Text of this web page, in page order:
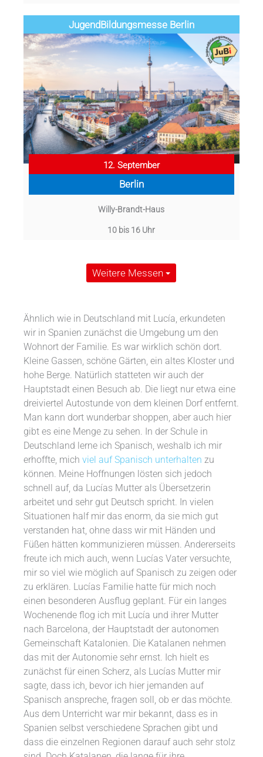
Jugend­­­­­Bildungsmess­e Berlin
12. September
Berlin
Willy-Brandt-Haus
10 bis 16 Uhr
Weitere Messen
Ähnlich wie in Deutschland mit Lucía, erkundeten
wir in Spanien zunächst die Umgebung um den
Wohnort der Familie. Es war wirklich schön dort.
Kleine Gassen, schöne Gärten, ein altes Kloster und
hohe Berge. Natürlich statteten wir auch der
Hauptstadt einen Besuch ab. Die liegt nur etwa eine
dreiviertel Autostunde von dem kleinen Dorf entfernt.
Man kann dort wunderbar shoppen, aber auch hier
gibt es eine Menge zu sehen. In der Schule in
Deutschland lerne ich Spanisch, weshalb ich mir
erhoffte, michviel auf Spanisch unterhalten zu
können. Meine Hoffnungen lösten sich jedoch
schnell auf, da Lucías Mutter als Übersetzerin
arbeitet und sehr gut Deutsch spricht. In vielen
Situationen half mir das enorm, da sie mich gut
verstanden hat, ohne dass wir mit Händen und
Füßen hätten kommunizieren müssen. Andererseits
freute ich mich auch, wenn Lucías Vater versuchte,
mir so viel wie möglich auf Spanisch zu zeigen oder
zu erklären. Lucías Familie hatte für mich noch
einen besonderen Ausflug geplant. Für ein langes
Wochenende flog ich mit Lucía und ihrer Mutter
nach Barcelona, der Hauptstadt der autonomen
Gemeinschaft Katalonien. Die Katalanen nehmen
das mit der Autonomie sehr ernst. Ich hielt es
zunächst für einen Scherz, als Lucías Mutter mir
sagte, dass ich, bevor ich hier jemanden auf
Spanisch anspreche, fragen soll, ob er das möchte.
Aus dem Unterricht war mir bekannt, dass es in
Spanien selbst verschiedene Sprachen gibt und
dass die einzelnen Regionen darauf auch sehr stolz